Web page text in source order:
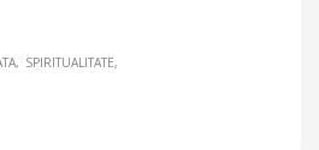
SPIRITUALITATE